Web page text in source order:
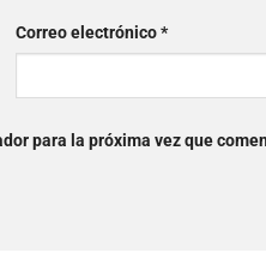
Correo electrónico*
para la próxima vez que